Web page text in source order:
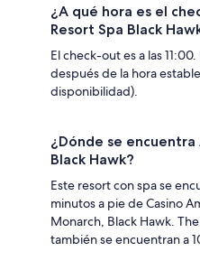
¿A qué hora es el
Resort Spa Black
El check-out es a las
después de la hora
disponibilidad).
¿Dónde se encuentra
Black Hawk?
Este resort con spa se
minutos a pie de Casino
Monarch, Black Hawk.
también se encuentran a